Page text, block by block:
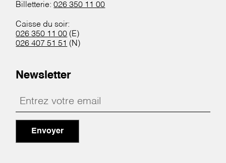
Billetterie:026 350 11 00
Caisse du soir:
026 350 11 00 (E)
026 407 51 51 (N)
Newsletter
Envoyer